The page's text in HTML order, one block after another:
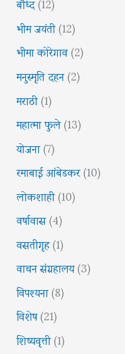
भीम जयंती(12)
भीमा कोरेगाव(2)
मनुस्मृति दहन(2)
मराठी(1)
महात्मा फुले(13)
योजना(7)
रमाबाई आंबेडकर(10)
लोकशाही(10)
वर्षावास(4)
वसतीगृह(1)
वाचन संग्रहालय(3)
विपश्यना(8)
विशेष(21)
शिष्यवृत्ती(1)